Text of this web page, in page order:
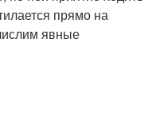
прямо на
явные